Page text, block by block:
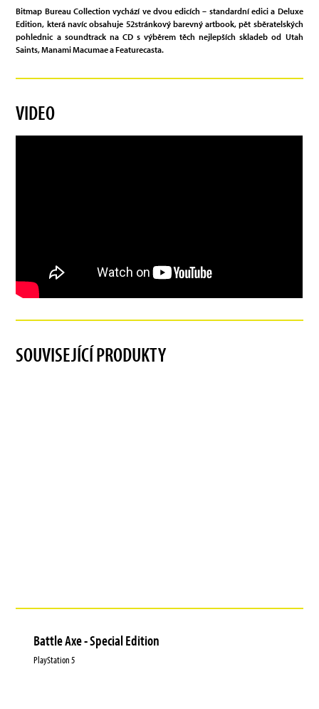
Bitmap Bureau Collection vychází ve dvou edicích – standardní edici a Deluxe
Edition, která navíc obsahuje 52stránkový barevný artbook, pět sběratelských
pohlednic a soundtrack na CD s výběrem těch nejlepších skladeb od Utah
Saints, Manami Macumae a Featurecasta.
VIDEO
SOUVISEJÍCÍ PRODUKTY
Battle Axe - Special Edition
PlayStation 5